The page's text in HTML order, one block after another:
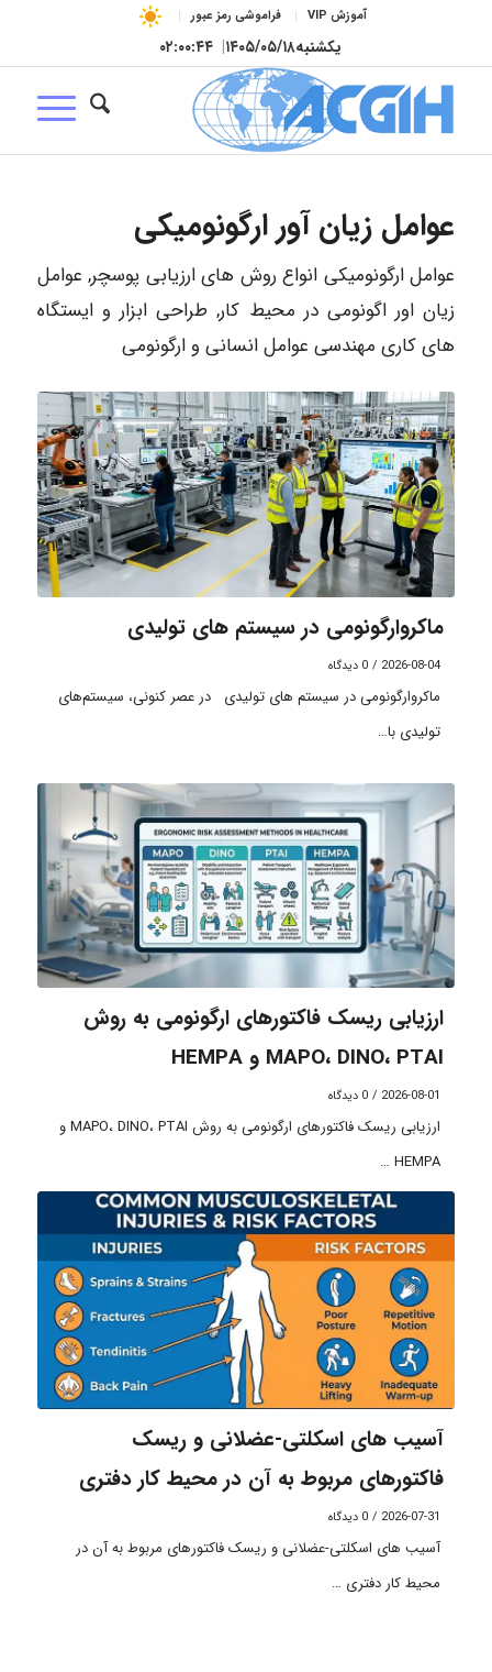
آموزش VIP فراموشی رمز عبور
یکشنبه۱۴۰۵/۰۵/۱۸| ۰۲:۰۰:۴۴
عوامل زیان آور ارگونومیکی
عوامل ارگونومیکی انواع روش های ارزیابی پوسچر, عوامل
زیان اور اگونومی در محیط کار, طراحی ابزار و ایستگاه
های کاری مهندسی عوامل انسانی و ارگونومی
ماکروارگونومی در سیستم های تولیدی
2026-08-04
/ 0 دیدگاه
ماکروارگونومی در سیستم های تولیدی در عصر کنونی، سیستم‌های
تولیدی با…
ارزیابی ریسک فاکتورهای ارگونومی به روش
MAPO، DINO، PTAI و HEMPA
2026-08-01
/ 0 دیدگاه
ارزیابی ریسک فاکتورهای ارگونومی به روش MAPO، DINO، PTAI و
HEMPA …
آسیب های اسکلتی-عضلانی و ریسک
فاکتورهای مربوط به آن در محیط کار دفتری
2026-07-31
/ 0 دیدگاه
آسیب های اسکلتی-عضلانی و ریسک فاکتورهای مربوط به آن در
محیط کار دفتری …